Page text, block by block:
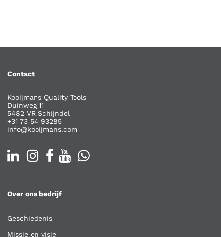
Contact
Kooijmans Quality Tools
Duinweg 11
5482 VR Schijndel
+31 73 54 93285
info@kooijmans.com
Over ons bedrijf
Geschiedenis
Missie en visie